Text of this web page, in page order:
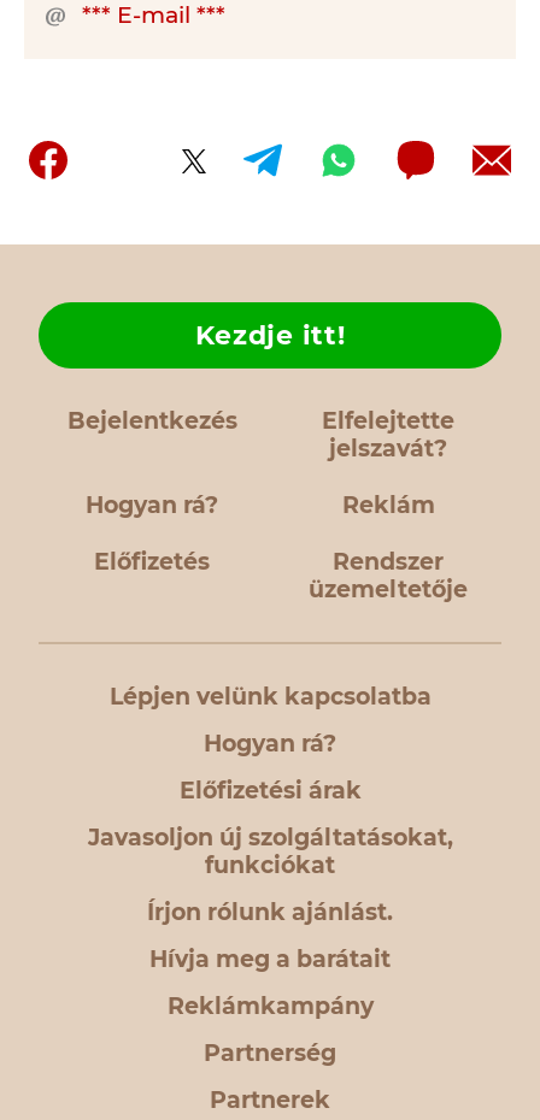
*** E-mail ***
Bejelentkezés
Elfelejtette
jelszavát?
Hogyan rá?
Kezdje itt!
Reklám
Előfizetés
Rendszer
üzemeltetője
Lépjen velünk kapcsolatba
Hogyan rá?
Előfizetési árak
Javasoljon új szolgáltatásokat,
funkciókat
Írjon rólunk ajánlást.
Hívja meg a barátait
Reklámkampány
Partnerség
Partnerek